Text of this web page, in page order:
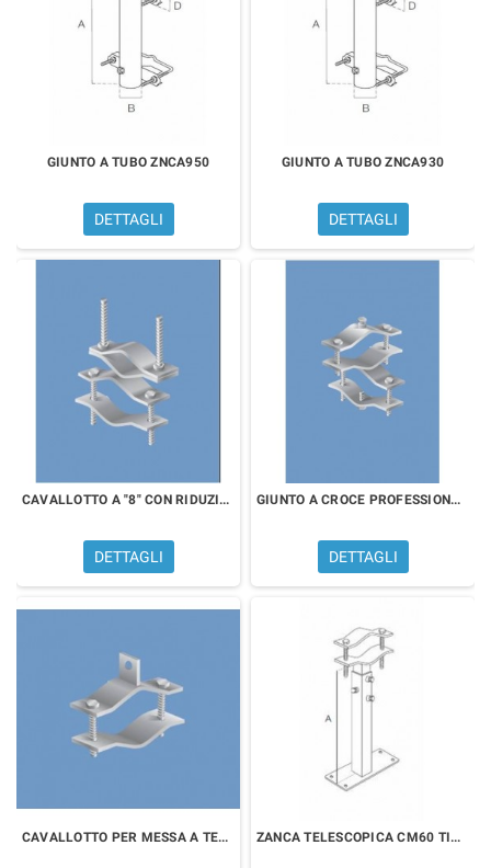
GIUNTO A TUBO ZNCA950
DETTAGLI
GIUNTO A TUBO ZNCA930
DETTAGLI
CAVALLOTTO A "8" CON RIDUZIONE PALO ZN1148
DETTAGLI
GIUNTO A CROCE PROFESSIONALE ZN1143
DETTAGLI
CAVALLOTTO PER MESSA A TERRA ZN1816 ZANCA TELESCOPICA CM60 TIPO EMILIA ZN1541